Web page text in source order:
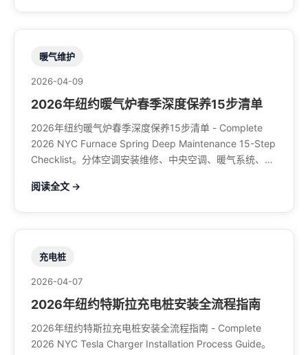
暖气维护
2026-04-09
2026年纽约暖气炉春季深度保养15步清单
2026年纽约暖气炉春季深度保养15步清单 - Complete
2026 NYC Furnace Spring Deep Maintenance 15-Step
Checklist。分体空调安装维修、中央空调、暖气系统、水
8979
阅读全文 →
充电桩
2026-04-07
2026年纽约特斯拉充电桩安装全流程指南
2026年纽约特斯拉充电桩安装全流程指南 - Complete
2026 NYC Tesla Charger Installation Process Guide。